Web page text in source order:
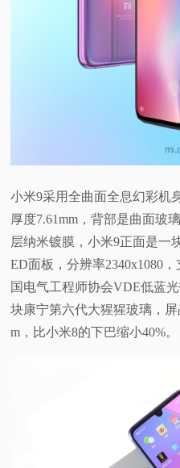
小米9采用全曲面全息幻彩机
厚度7.61mm，背部是曲面玻
层纳米镀膜，小米9正面是一
ED面板，分辨率2340x1080
国电气工程师协会VDE低蓝
块康宁第六代大猩猩玻璃，
m，比小米8的下巴缩小40%。